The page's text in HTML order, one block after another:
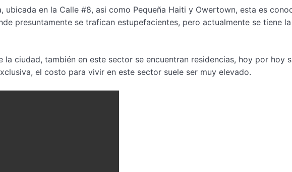
ubicada en la Calle #8, asi como Pequeña Haiti y Owertown, esta es
presuntamente se trafican estupefacientes, pero actualmente se tiene
la ciudad, también en este sector se encuentran residencias, hoy por hoy
el costo para vivir en este sector suele ser muy elevado.